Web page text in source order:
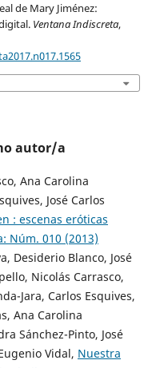
de Mary Jiménez:
Ventana Indiscreta,
autor/a
Ana Carolina
José Carlos
: escenas eróticas
Núm. 010 (2013)
Desiderio Blanco, José
Nicolás Carrasco,
Jara, Carlos Esquives,
Ana Carolina
Sánchez-Pinto, José
Vidal, Nuestra